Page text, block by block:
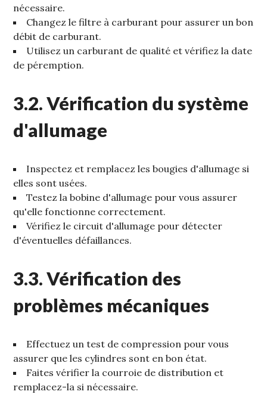
nécessaire.
Changez le filtre à carburant pour assurer un bon
débit de carburant.
Utilisez un carburant de qualité et vérifiez la date
de péremption.
3.2. Vérification du système
d'allumage
Inspectez et remplacez les bougies d'allumage si
elles sont usées.
Testez la bobine d'allumage pour vous assurer
qu'elle fonctionne correctement.
Vérifiez le circuit d'allumage pour détecter
d'éventuelles défaillances.
3.3. Vérification des
problèmes mécaniques
Effectuez un test de compression pour vous
assurer que les cylindres sont en bon état.
Faites vérifier la courroie de distribution et
remplacez-la si nécessaire.